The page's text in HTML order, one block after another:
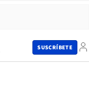
SUSCRÍBETE